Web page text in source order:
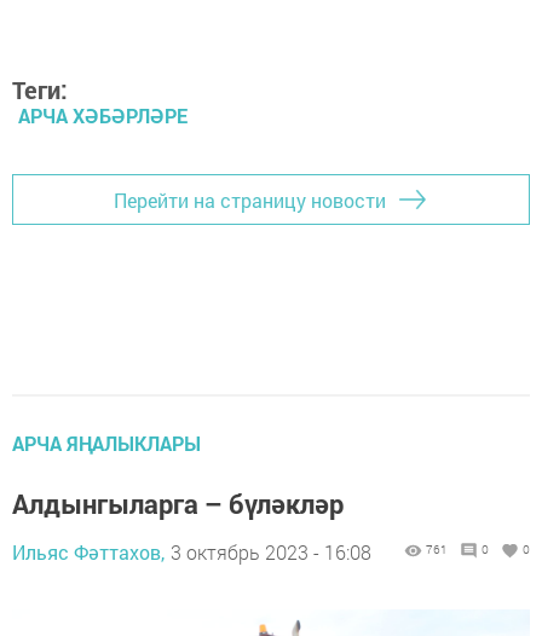
Теги:
АРЧА ХӘБӘРЛӘРЕ
Перейти на страницу новости
АРЧА ЯҢАЛЫКЛАРЫ
Алдынгыларга – бүләкләр
Ильяс Фәттахов, 3 октябрь 2023 - 16:08 761 0 0